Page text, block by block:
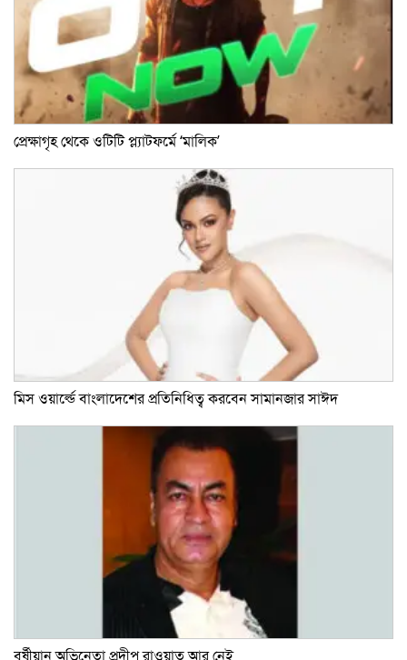
প্রেক্ষাগৃহ থেকে ওটিটি প্ল্যাটফর্মে ‘মালিক’
মিস ওয়ার্ল্ডে বাংলাদেশের প্রতিনিধিত্ব করবেন সামানজার সাঈদ